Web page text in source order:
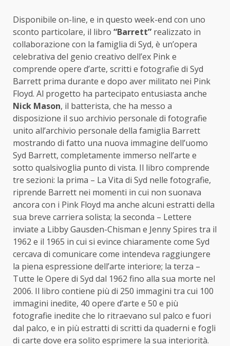
Disponibile on-line, e in questo week-end con uno
sconto particolare, il libro “Barrett” realizzato in
collaborazione con la famiglia di Syd, è un’opera
celebrativa del genio creativo dell’ex Pink e
comprende opere d’arte, scritti e fotografie di Syd
Barrett prima durante e dopo aver militato nei Pink
Floyd. Al progetto ha partecipato entusiasta anche
Nick Mason, il batterista, che ha messo a
disposizione il suo archivio personale di fotografie
unito all’archivio personale della famiglia Barrett
mostrando di fatto una nuova immagine dell’uomo
Syd Barrett, completamente immerso nell’arte e
sotto qualsivoglia punto di vista. Il libro comprende
tre sezioni: la prima – La Vita di Syd nelle fotografie,
riprende Barrett nei momenti in cui non suonava
ancora con i Pink Floyd ma anche alcuni estratti della
sua breve carriera solista; la seconda – Lettere
inviate a Libby Gausden-Chisman e Jenny Spires tra il
1962 e il 1965 in cui si evince chiaramente come Syd
cercava di comunicare come intendeva raggiungere
la piena espressione dell’arte interiore; la terza –
Tutte le Opere di Syd dal 1962 fino alla sua morte nel
2006. Il libro contiene più di 250 immagini tra cui 100
immagini inedite, 40 opere d’arte e 50 e più
fotografie inedite che lo ritraevano sul palco e fuori
dal palco, e in più estratti di scritti da quaderni e fogli
di carte dove era solito esprimere la sua interiorità.